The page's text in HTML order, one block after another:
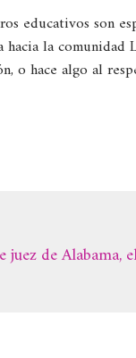
educativos son
la
o hace algo al
juez de